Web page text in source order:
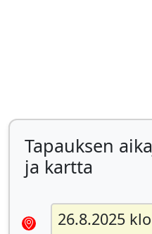
Tapauksen
ja kartta
26.8.2025